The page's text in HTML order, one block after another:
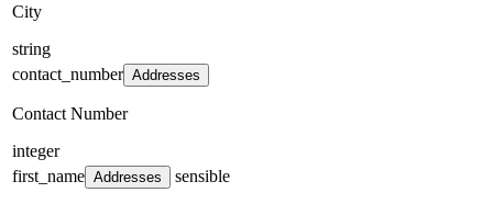
City
string
contact_number Addresses
Contact Number
integer
first_name Addresses sensible